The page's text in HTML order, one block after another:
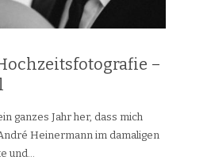
–
ganzes Jahr her, dass mich
Heinermann im damaligen
und...